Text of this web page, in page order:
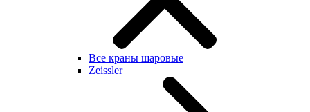
Все краны шаровые
Zeissler